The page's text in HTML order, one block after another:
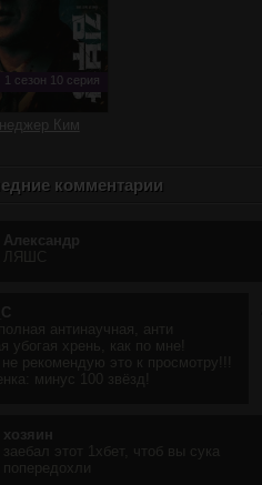
1 сезон 10 серия
Ким
комментарии
Александр
ЛЯШС
антинаучная, анти
убогая хрень, как по мне!
рекомендую это к просмотру!!!
минус 100 звёзд!
хозяин
заебал этот 1хбет, чтоб вы сука
попередохли